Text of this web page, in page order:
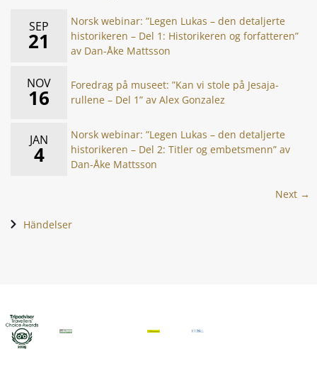
SEP
21
Norsk webinar: ”Legen Lukas – den detaljerte
historikeren – Del 1: Historikeren og forfatteren”
av Dan-Åke Mattsson
NOV
16
Foredrag på museet: ”Kan vi stole på Jesaja-
rullene – Del 1” av Alex Gonzalez
JAN
4
Norsk webinar: ”Legen Lukas – den detaljerte
historikeren – Del 2: Titler og embetsmenn” av
Dan-Åke Mattsson
Next →
Händelser